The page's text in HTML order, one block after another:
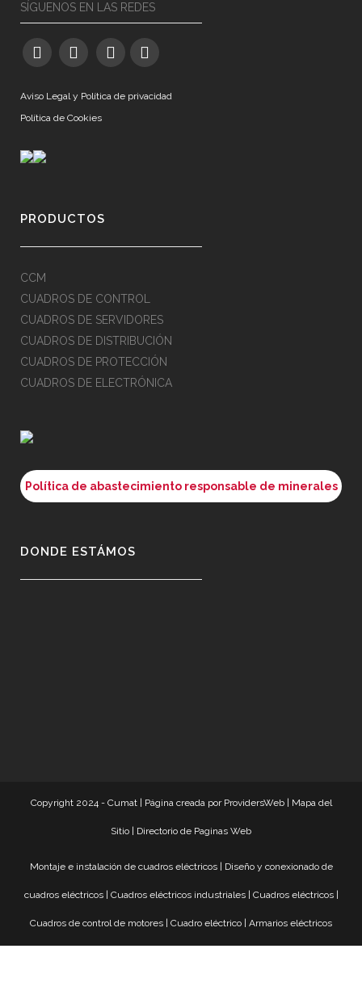
SÍGUENOS EN LAS REDES
Aviso Legal y Política de privacidad
Política de Cookies
PRODUCTOS
CCM
CUADROS DE CONTROL
CUADROS DE SERVIDORES
CUADROS DE DISTRIBUCIÓN
CUADROS DE PROTECCIÓN
CUADROS DE ELECTRÓNICA
Política de abastecimiento responsable de minerales
DONDE ESTÁMOS
Copyright 2024 - Cumat | Página creada por ProvidersWeb| Mapa del
Sitio Directorio de Paginas Web
Montaje e instalación de cuadros eléctricos| Diseño y conexionado de
cuadros eléctricos| Cuadros eléctricos industriales| Cuadros eléctricos|
Cuadros de control de motores Cuadro eléctrico Armarios eléctricos